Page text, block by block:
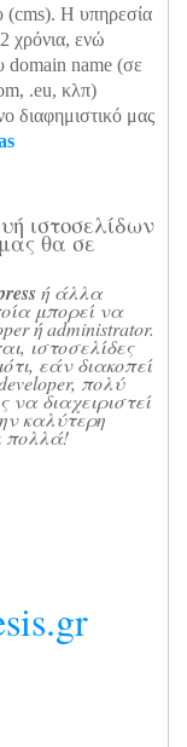
(cms). H υπηρεσία
χρόνια, ενώ
domain name (σε
.eu, κλπ)
διαφημιστικό μας
ιστοσελίδων
θα σε
ή άλλα
μπορεί να
ή administrator.
ιστοσελίδες
εάν διακοπεί
πολύ
διαχειριστεί
καλύτερη
πολλά!